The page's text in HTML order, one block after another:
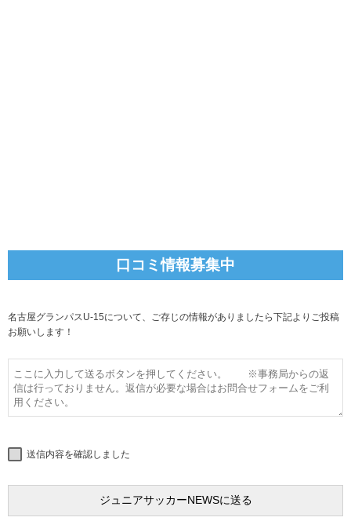
口コミ情報募集中
名古屋グランパスU-15について、ご存じの情報がありましたら下記よりご投稿
お願いします！
送信内容を確認しました